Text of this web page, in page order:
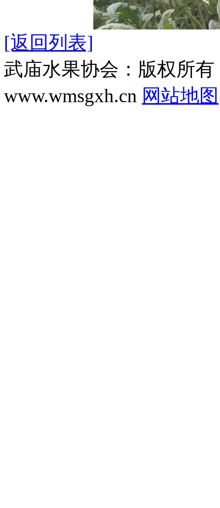
[返回列表]
武庙水果协会：版权所
www.wmsgxh.cn 网站地图